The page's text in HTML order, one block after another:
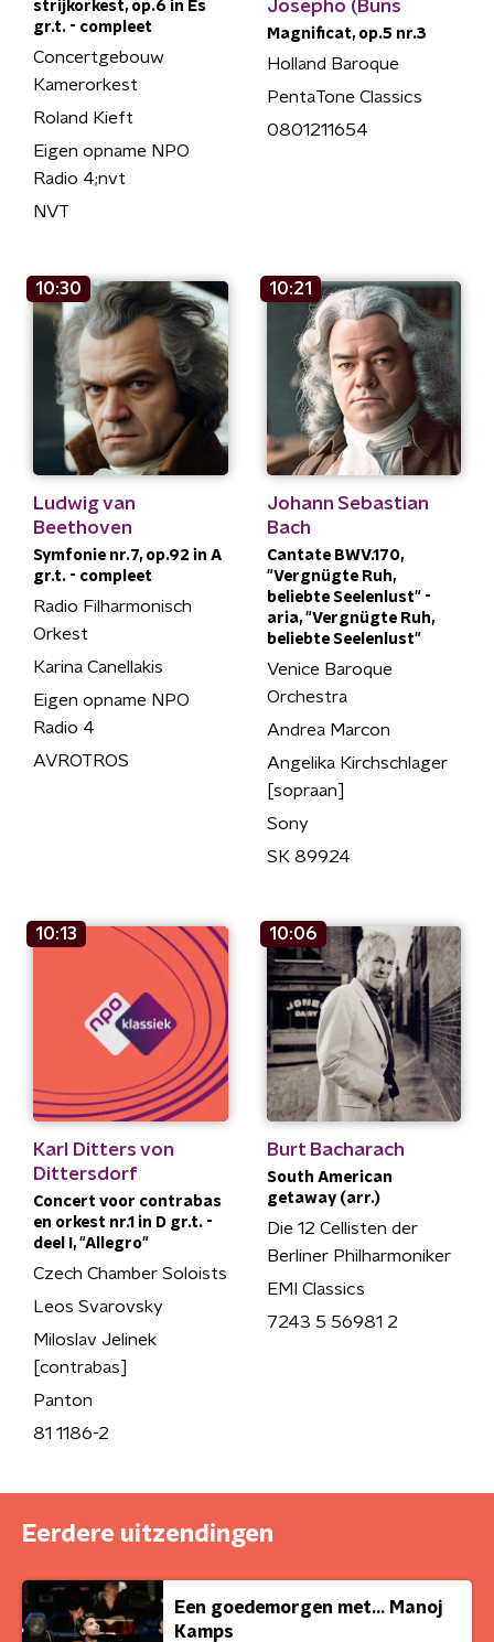
strijkorkest, op.6 in Es
gr.t. - compleet
Concertgebouw
Kamerorkest
Roland Kieft
Eigen opname NPO
Radio 4;nvt
NVT
Josepho (Buns
Magnificat, op.5 nr.3
Holland Baroque
PentaTone Classics
0801211654
10:30
Ludwig van
Beethoven
Symfonie nr.7, op.92 in A
gr.t. - compleet
Radio Filharmonisch
Orkest
Karina Canellakis
Eigen opname NPO
Radio 4
AVROTROS
10:21
Johann Sebastian
Bach
Cantate BWV.170,
"Vergnügte Ruh,
beliebte Seelenlust" -
aria, "Vergnügte Ruh,
beliebte Seelenlust"
Venice Baroque
Orchestra
Andrea Marcon
Angelika Kirchschlager
[sopraan]
Sony
SK 89924
10:13
Karl Ditters von
Dittersdorf
Concert voor contrabas
en orkest nr.1 in D gr.t. -
deel I, "Allegro"
Czech Chamber Soloists
Leos Svarovsky
Miloslav Jelinek
[contrabas]
Panton
81 1186-2
10:06
Burt Bacharach
South American
getaway (arr.)
Die 12 Cellisten der
Berliner Philharmoniker
EMI Classics
7243 5 56981 2
Eerdere uitzendingen
Een goedemorgen met... Manoj
Kamps